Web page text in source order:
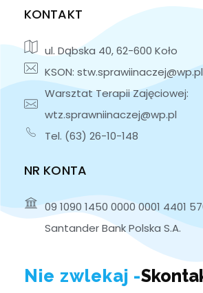
KONTAKT
ul. Dąbska 40, 62-600 Koło
KSON: stw.sprawiinaczej@wp.pl
Warsztat Terapii Zajęciowej:
wtz.sprawniinaczej@wp.pl
Tel. (63) 26-10-148
NR KONTA
09 1090 1450 0000 0001 4401
Santander Bank Polska S.A.
Nie zwlekaj -